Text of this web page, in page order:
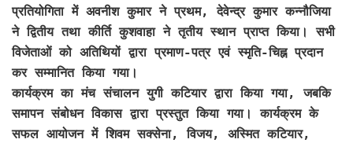
प्रतियोगिता में अवनीश कुमार ने प्रथम, देवेन्द्र कुमार कन्नौजिया
ने द्वितीय तथा कीर्ति कुशवाहा ने तृतीय स्थान प्राप्त किया। सभी
विजेताओं को अतिथियों द्वारा प्रमाण-पत्र एवं स्मृति-चिह्न प्रदान
कर सम्मानित किया गया।
कार्यक्रम का मंच संचालन युगी कटियार द्वारा किया गया, जबकि
समापन संबोधन विकास द्वारा प्रस्तुत किया गया। कार्यक्रम के
सफल आयोजन में शिवम सक्सेना, विजय, अस्मित कटियार,